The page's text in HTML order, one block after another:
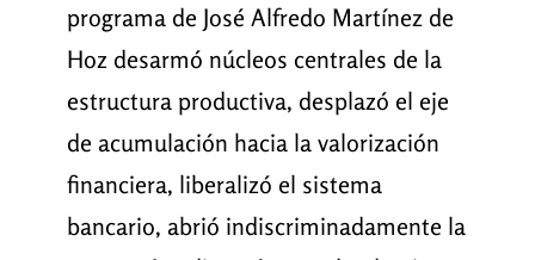
programa de José Alfredo Martínez de
Hoz desarmó núcleos centrales de la
estructura productiva, desplazó el eje
de acumulación hacia la valorización
financiera, liberalizó el sistema
bancario, abrió indiscriminadamente la